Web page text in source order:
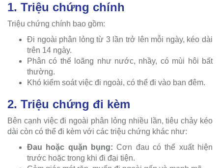
1. Triệu chứng chính
Triệu chứng chính bao gồm:
Đi ngoài phân lỏng từ 3 lần trở lên mỗi ngày, kéo dài
trên 14 ngày.
Phân có thể loãng như nước, nhầy, có mùi hôi bất
thường.
Khó kiểm soát việc đi ngoài, có thể đi vào ban đêm.
2. Triệu chứng đi kèm
Bên cạnh việc đi ngoài phân lỏng nhiều lần, tiêu chảy kéo
dài còn có thể đi kèm với các triệu chứng khác như:
Đau hoặc quặn bụng: Cơn đau có thể xuất hiện
trước hoặc trong khi đi đại tiện.